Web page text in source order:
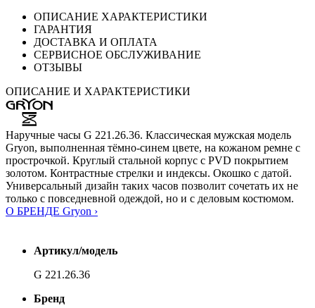
ОПИСАНИЕ ХАРАКТЕРИСТИКИ
ГАРАНТИЯ
ДОСТАВКА И ОПЛАТА
СЕРВИСНОЕ ОБСЛУЖИВАНИЕ
ОТЗЫВЫ
ОПИСАНИЕ И ХАРАКТЕРИСТИКИ
Наручные часы G 221.26.36. Классическая мужская модель
Gryon, выполненная тёмно-синем цвете, на кожаном ремне с
прострочкой. Круглый стальной корпус с PVD покрытием
золотом. Контрастные стрелки и индексы. Окошко с датой.
Универсальный дизайн таких часов позволит сочетать их не
только с повседневной одеждой, но и с деловым костюмом.
О БРЕНДЕ Gryon ›
Артикул/модель
G 221.26.36
Бренд